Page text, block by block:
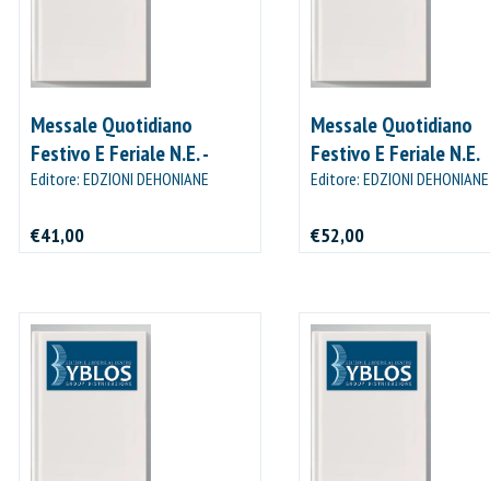
Messale Quotidiano
Festivo E Feriale N.E. -
Formato Piccolo
Editore: EDZIONI DEHONIANE
€41,00
Messale Quotidiano
Festivo E Feriale N.E.
Editore: EDZIONI DEHONIANE
€52,00